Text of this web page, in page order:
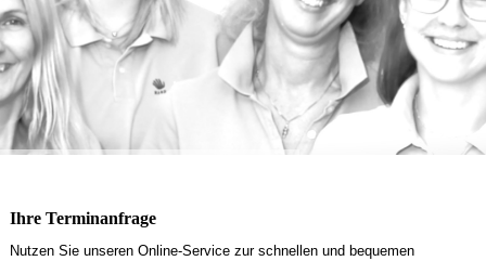
Ihre Terminanfrage
Nutzen Sie unseren Online-Service zur schnellen und bequemen